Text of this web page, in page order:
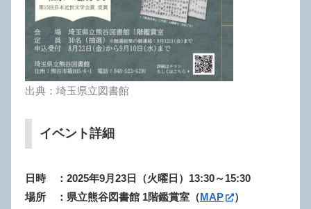
出典：埼玉県立図書館
イベント詳細
日時 ：2025年9月23日（火曜日）13:30～15:30
場所 ：県立熊谷図書館 1階鑑賞室 （MAP
）